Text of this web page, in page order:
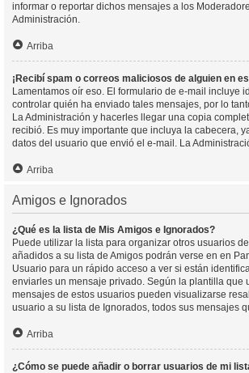
informar o reportar dichos mensajes a los
Administración.
Arriba
¡Recibí spam o correos maliciosos de alguien en
Lamentamos oír eso. El formulario de e-mail incluye
controlar quién ha enviado tales mensajes, por lo
La Administración y hacerles llegar una copia
recibió. Es muy importante que incluya la cabecera,
datos del usuario que envió el e-mail. La
Arriba
Amigos e Ignorados
¿Qué es la lista de Mis Amigos e Ignorados?
Puede utilizar la lista para organizar otros usuarios
añadidos a su lista de Amigos podrán verse en en
Usuario para un rápido acceso a ver si están
enviarles un mensaje privado. Según la plantilla que
mensajes de estos usuarios pueden visualizarse
usuario a su lista de Ignorados, todos sus mensajes
Arriba
¿Cómo se puede añadir o borrar usuarios de mi